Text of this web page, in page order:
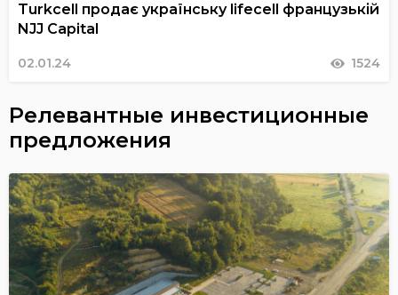
Turkcell продає українську lifecell французькій
NJJ Capital
02.01.24 1524
Релевантные инвестиционные
предложения